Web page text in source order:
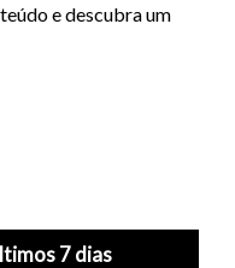
e descubra um
7 dias